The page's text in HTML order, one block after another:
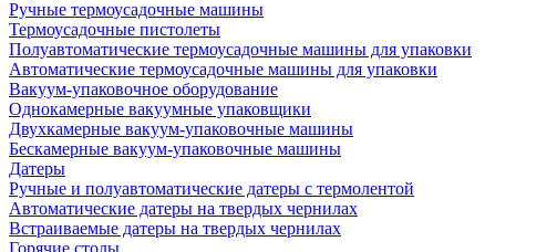
Ручные термоусадочные машины
Термоусадочные пистолеты
Полуавтоматические термоусадочные машины для упаковки
Автоматические термоусадочные машины для упаковки
Вакуум-упаковочное оборудование
Однокамерные вакуумные упаковщики
Двухкамерные вакуум-упаковочные машины
Бескамерные вакуум-упаковочные машины
Датеры
Ручные и полуавтоматические датеры с термолентой
Автоматические датеры на твердых чернилах
Встраиваемые датеры на твердых чернилах
Горячие столы